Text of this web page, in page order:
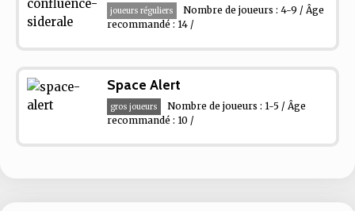
joueurs réguliers
Nombre de joueurs : 4-9 / Âge
recommandé : 14 /
Space Alert
gros joueurs
Nombre de joueurs : 1-5 / Âge
recommandé : 10 /